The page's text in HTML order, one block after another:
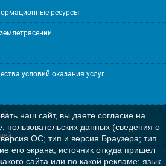
ресурсы
условий оказания услуг
наш сайт, вы даете согласие на
пользовательских данных (сведения о
ОС; тип и версия Браузера; тип
его экрана; источник откуда пришел
сайта или по какой рекламе; язык